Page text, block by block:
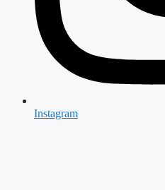
Instagram